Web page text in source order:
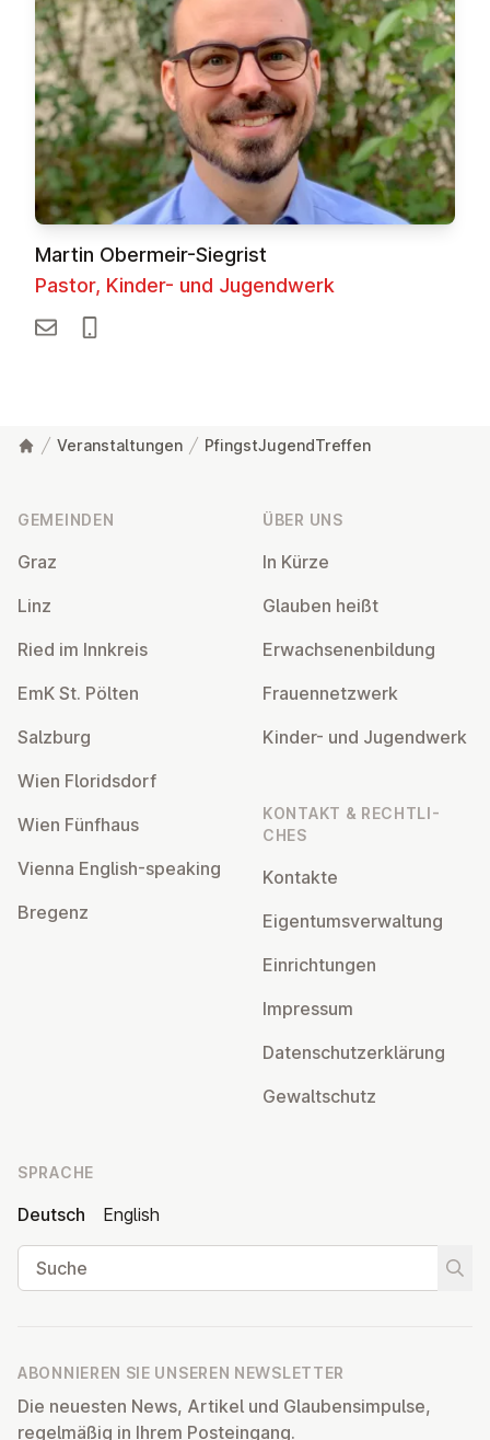
Martin Obermeir-Siegrist
Pastor, Kinder- und Jugendwerk
Veranstaltungen PfingstJugendTreffen
GEMEINDEN
Graz
Linz
Ried im Innkreis
EmK St. Pölten
Salzburg
Wien Flo­rids­dorf
Wien Fünfhaus
Vienna English-speaking
Bregenz
ÜBER UNS
In Kürze
Glauben heißt
Er­wach­se­nen­bil­dung
Frau­en­netz­werk
Kinder- und Ju­gend­werk
KONTAKT & RECHT­LI­
CHES
Kontakte
Ei­gen­tums­ver­wal­tung
Ein­rich­tun­gen
Impressum
Da­ten­schutz­er­klä­rung
Ge­walt­schutz
SPRACHE
Deutsch
English
Suche
ABONNIEREN SIE UNSEREN NEWSLETTER
Die neuesten News, Artikel und Glaubensimpulse,
regelmäßig in Ihrem Posteingang.